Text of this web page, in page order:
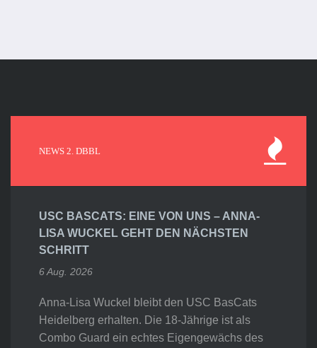
NEWS 2. DBBL
USC BASCATS: EINE VON UNS – ANNA-
LISA WUCKEL GEHT DEN NÄCHSTEN
SCHRITT
6 Aug. 2026
Anna-Lisa Wuckel bleibt den USC BasCats
Heidelberg erhalten. Die 18-Jährige ist als
Combo Guard ein echtes Eigengewächs des